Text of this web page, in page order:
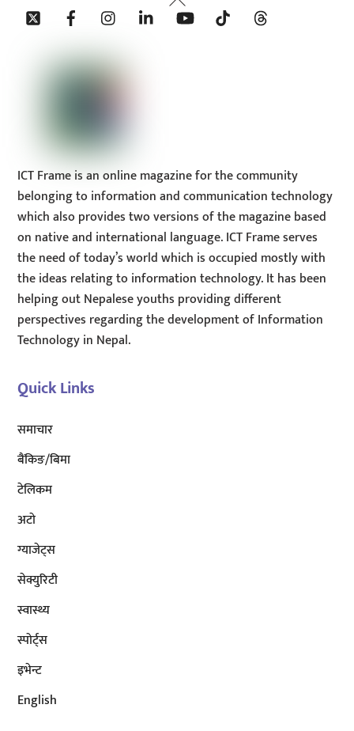
To
Twitter Facebook InstagramLinkedin YouTube Tiktok
ICT Frame is an online magazine for the community
belonging to information and communication technology
which also provides two versions of the magazine based
on native and international language. ICT Frame serves
the need of today’s world which is occupied mostly with
the ideas relating to information technology. It has been
helping out Nepalese youths providing different
perspectives regarding the development of Information
Technology in Nepal.
Quick Links
समाचार
बैंकिङ/बिमा
टेलिकम
अटाे
ग्याजेट्स
सेक्युरिटी
स्वास्थ्य
स्पोर्ट्स
इभेन्ट
English